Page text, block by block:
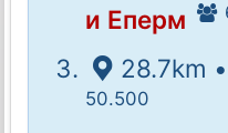
и Еперм
28.7km •
50.500